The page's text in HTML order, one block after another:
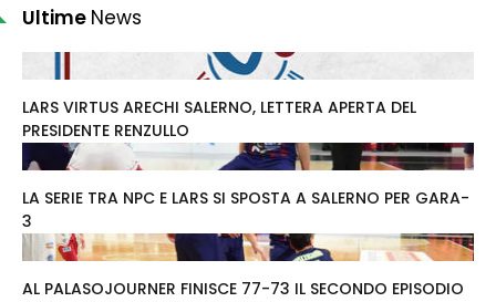
Ultime News
LARS VIRTUS ARECHI SALERNO, LETTERA APERTA DEL
PRESIDENTE RENZULLO
LA SERIE TRA NPC E LARS SI SPOSTA A SALERNO PER GARA-
3
AL PALASOJOURNER FINISCE 77-73 IL SECONDO EPISODIO